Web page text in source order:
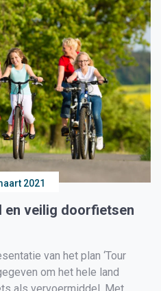
2021
en veilig doorfietsen
van het plan ‘Tour
om het hele land